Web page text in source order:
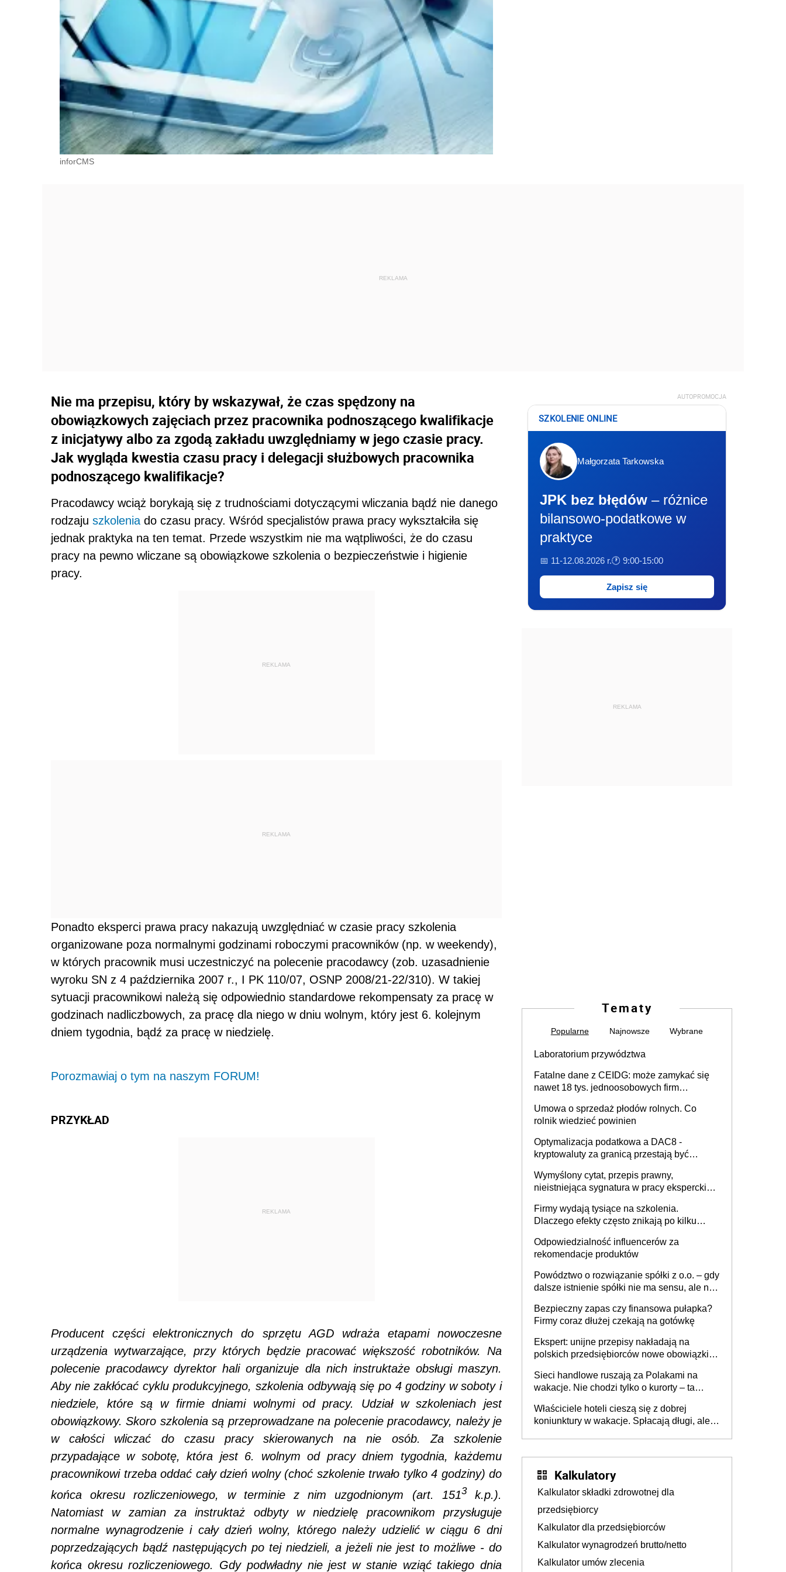
inforCMS
Nie ma przepisu, który by wskazywał, że czas spędzony na
obowiązkowych zajęciach przez pracownika podnoszącego kwalifikacje
z inicjatywy albo za zgodą zakładu uwzględniamy w jego czasie pracy.
Jak wygląda kwestia czasu pracy i delegacji służbowych pracownika
podnoszącego kwalifikacje?
Pracodawcy wciąż borykają się z trudnościami dotyczącymi wliczania bądź nie danego
rodzaju szkolenia do czasu pracy. Wśród specjalistów prawa pracy wykształciła się
jednak praktyka na ten temat. Przede wszystkim nie ma wątpliwości, że do czasu
pracy na pewno wliczane są obowiązkowe szkolenia o bezpieczeństwie i higienie
pracy.
REKLAMA
REKLAMA
Ponadto eksperci prawa pracy nakazują uwzględniać w czasie pracy szkolenia
organizowane poza normalnymi godzinami roboczymi pracowników (np. w weekendy),
w których pracownik musi uczestniczyć na polecenie pracodawcy (zob. uzasadnienie
wyroku SN z 4 października 2007 r., I PK 110/07, OSNP 2008/21-22/310). W takiej
sytuacji pracownikowi należą się odpowiednio standardowe rekompensaty za pracę w
godzinach nadliczbowych, za pracę dla niego w dniu wolnym, który jest 6. kolejnym
dniem tygodnia, bądź za pracę w niedzielę.
Porozmawiaj o tym na naszym FORUM!
PRZYKŁAD
REKLAMA
Producent części elektronicznych do sprzętu AGD wdraża etapami nowoczesne
urządzenia wytwarzające, przy których będzie pracować większość robotników. Na
polecenie pracodawcy dyrektor hali organizuje dla nich instruktaże obsługi maszyn.
Aby nie zakłócać cyklu produkcyjnego, szkolenia odbywają się po 4 godziny w soboty i
niedziele, które są w firmie dniami wolnymi od pracy. Udział w szkoleniach jest
obowiązkowy. Skoro szkolenia są przeprowadzane na polecenie pracodawcy, należy je
w całości wliczać do czasu pracy skierowanych na nie osób. Za szkolenie
przypadające w sobotę, która jest 6. wolnym od pracy dniem tygodnia, każdemu
pracownikowi trzeba oddać cały dzień wolny (choć szkolenie trwało tylko 4 godziny) do
końca okresu rozliczeniowego, w terminie z nim uzgodnionym (art. 1513k.p.).
Natomiast w zamian za instruktaż odbyty w niedzielę pracownikom przysługuje
normalne wynagrodzenie i cały dzień wolny, którego należy udzielić w ciągu 6 dni
poprzedzających bądź następujących po tej niedzieli, a jeżeli nie jest to możliwe - do
końca okresu rozliczeniowego. Gdy podwładny nie jest w stanie wziąć takiego dnia
AUTOPROMOCJA
SZKOLENIE ONLINE
Małgorzata Tarkowska
JPK bez błędów – różnice
bilansowo-podatkowe w
praktyce
📅 11-12.08.2026 r.🕐 9:00-15:00
Zapisz się
REKLAMA
Tematy
Popularne Najnowsze Wybrane
Laboratorium przywództwa
Fatalne dane z CEIDG: może zamykać się
nawet 18 tys. jednoosobowych firm
Umowa o sprzedaż płodów rolnych. Co
rolnik wiedzieć powinien
Optymalizacja podatkowa a DAC8 -
kryptowaluty za granicą przestają być
Wymyślony cytat, przepis prawny,
nieistniejąca sygnatura w pracy eksperckiej -
firmie
Firmy wydają tysiące na szkolenia.
Dlaczego efekty często znikają po kilku
Odpowiedzialność influencerów za
rekomendacje produktów
Powództwo o rozwiązanie spółki z o.o. – gdy
dalsze istnienie spółki nie ma sensu, ale nie
Bezpieczny zapas czy finansowa pułapka?
Firmy coraz dłużej czekają na gotówkę
Ekspert: unijne przepisy nakładają na
polskich przedsiębiorców nowe obowiązki w
Sieci handlowe ruszają za Polakami na
wakacje. Nie chodzi tylko o kurorty – ta
tam, gdzie wielu spędzi urlop po cichu
Właściciele hoteli cieszą się z dobrej
koniunktury w wakacje. Spłacają długi, ale
Kalkulatory
Kalkulator składki zdrowotnej dla
przedsiębiorcy
Kalkulator dla przedsiębiorców
Kalkulator wynagrodzeń brutto/netto
Kalkulator umów zlecenia